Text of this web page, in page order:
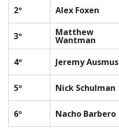
2º
Alex Foxen
3º
Matthew
Wantman
4º
Jeremy Ausmus
5º
Nick Schulman
6º
Nacho Barbero